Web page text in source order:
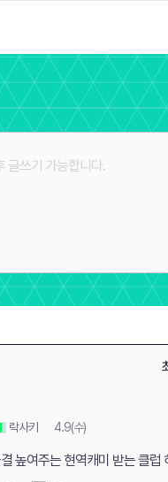
락사키 4.9(수)
높여주는 현역캐미 받는 클럽